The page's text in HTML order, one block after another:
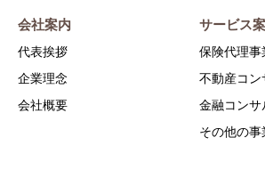
会社案内
代表挨拶
企業理念
会社概要
サービス
保険代理事
不動産コ
金融コン
その他の事